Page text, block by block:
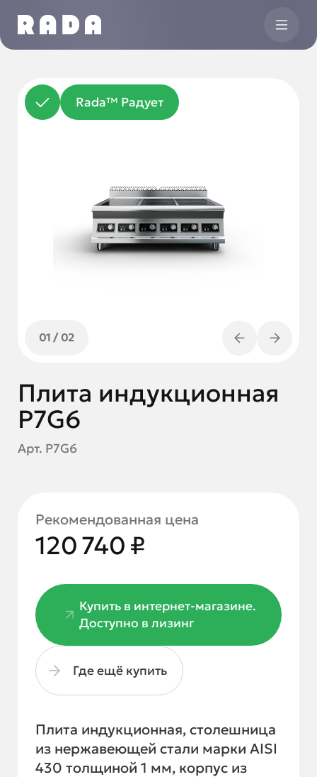
Rada™ Радует
01/02
Плита индукционная
P7G6
Арт. P7G6
Рекомендованная цена
120 740 ₽
Купить в интернет-магазине.
Доступно в лизинг
Где ещё купить
Плита индукционная, столешница
из нержавеющей стали марки AISI
430 толщиной 1 мм, корпус из